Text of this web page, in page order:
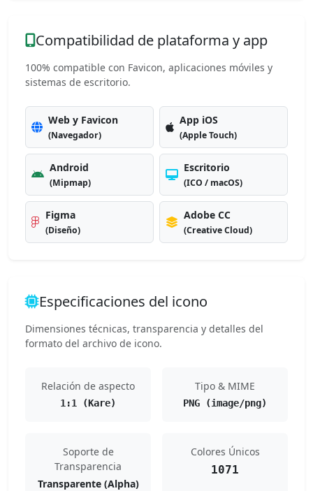
Compatibilidad de plataforma y app
100% compatible con Favicon, aplicaciones móviles y
sistemas de escritorio.
Web y Favicon
(Navegador)
App iOS
(Apple Touch)
Android
(Mipmap)
Escritorio
(ICO / macOS)
Figma
(Diseño)
Adobe CC
(Creative Cloud)
Especificaciones del icono
Dimensiones técnicas, transparencia y detalles del
formato del archivo de icono.
Relación de aspecto
1:1 (Kare)
Tipo & MIME
PNG (image/png)
Soporte de
Transparencia
Transparente (Alpha)
Colores Únicos
1071